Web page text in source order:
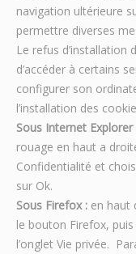
navigation ultérieure
permettre diverses
Le refus d’installation
d’accéder à certains
configurer son
l’installation des
Sous Internet Explorer
rouage en haut a
Confidentialité et
sur Ok.
Sous Firefox : en haut
le bouton Firefox, puis
l’onglet Vie privée.